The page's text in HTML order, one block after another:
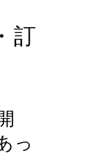
訂
っ